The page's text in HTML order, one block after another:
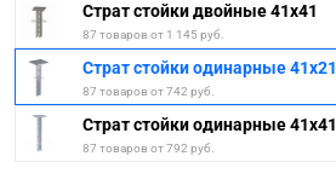
Страт стойки двойные 41x41
87 товаров от 1 145 руб.
Страт стойки одинарные 41x21
87 товаров от 742 руб.
Страт стойки одинарные 41x41
87 товаров от 792 руб.